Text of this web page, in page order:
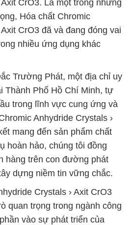
CrO3. Là một trong những
Hóa chất Chromic
CrO3 đã và đang đóng vai
nhiều ứng dụng khác
Trường Phát, một địa chỉ uy
Thành Phố Hồ Chí Minh, tự
trong lĩnh vực cung ứng và
Anhydride Crystals ›
mang đến sản phẩm chất
hoàn hảo, chúng tôi đồng
hàng trên con đường phát
dựng niềm tin vững chắc.
Crystals › Axit CrO3
quan trọng trong ngành công
vào sự phát triển của